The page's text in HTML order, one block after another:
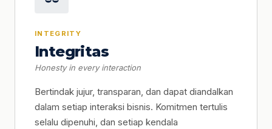
INTEGRITY
Integritas
Honesty in every interaction
Bertindak jujur, transparan, dan dapat diandalkan
dalam setiap interaksi bisnis. Komitmen tertulis
selalu dipenuhi, dan setiap kendala